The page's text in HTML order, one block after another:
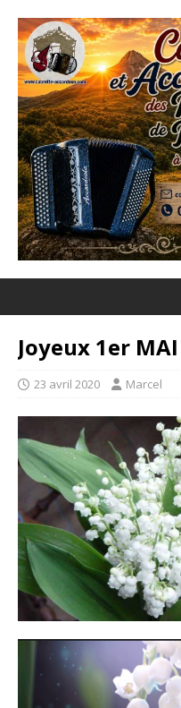
Joyeux 1er MAI
23 avril 2020 Marcel